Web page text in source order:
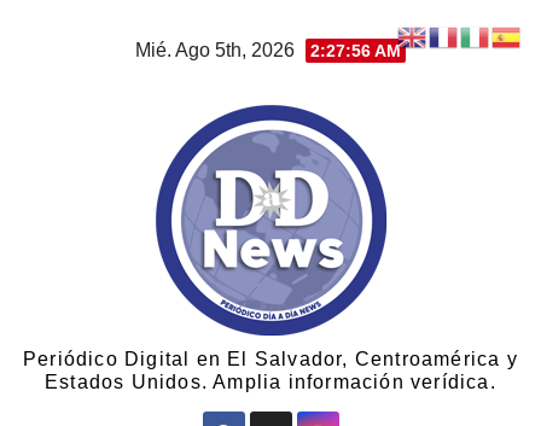
Mié. Ago 5th, 2026 2:27:56 AM
Periódico Digital en El Salvador, Centroamérica y
Estados Unidos. Amplia información verídica.